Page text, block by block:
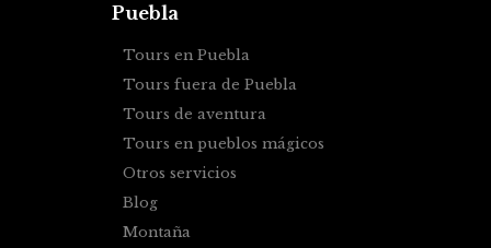
Puebla
Tours en Puebla
Tours fuera de Puebla
Tours de aventura
Tours en pueblos mágicos
Otros servicios
Blog
Montaña